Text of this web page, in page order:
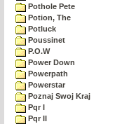
Pothole Pete
Potion, The
Potluck
Poussinet
P.O.W
Power Down
Powerpath
Powerstar
Poznaj Swoj Kraj
Pqr I
Pqr II